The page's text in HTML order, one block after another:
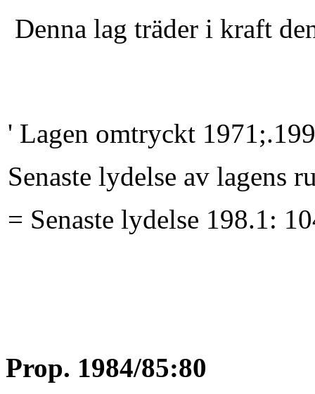
Denna lag träder i kraft
' Lagen omtryckt
Senaste lydelse av lagens
= Senaste lydelse 198.1:
Prop. 1984/85:80